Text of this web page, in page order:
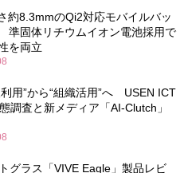
約8.3mmのQi2対応モバイルバッ
準固体リチウムイオン電池採用で
を両立
用”から“組織活用”へ USEN ICT
調査と新メディア「AI-Clutch」
グラス「VIVE Eagle」製品レビ